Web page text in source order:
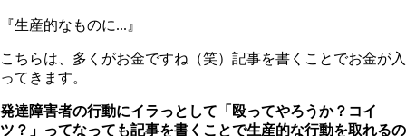
『生産的なものに...』
こちらは、多くがお金ですね（笑）記事を書くことでお金が入
ってきます。
発達障害者の行動にイラっとして「殴ってやろうか？コイ
ツ？」ってなっても記事を書くことで生産的な行動を取れるの